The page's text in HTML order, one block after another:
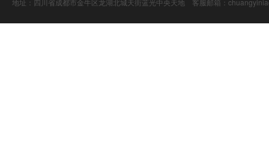
地址：四川省成都市金牛区龙湖北城天街蓝光中央天地 客服邮箱：